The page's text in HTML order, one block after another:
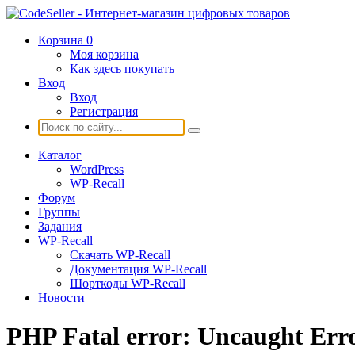
Корзина 0
Моя корзина
Как здесь покупать
Вход
Вход
Регистрация
Каталог
WordPress
WP-Recall
Форум
Группы
Задания
WP-Recall
Скачать WP-Recall
Документация WP-Recall
Шорткоды WP-Recall
Новости
PHP Fatal error: Uncaught